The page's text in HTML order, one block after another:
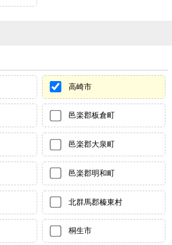
高崎市
邑楽郡板倉町
邑楽郡大泉町
邑楽郡明和町
北群馬郡榛東村
桐生市